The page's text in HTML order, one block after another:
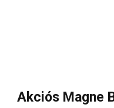
Akciós Magne